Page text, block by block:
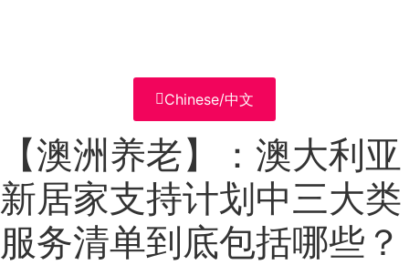
Chinese/中文
【澳洲养老】：澳大利亚
新居家支持计划中三大类
服务清单到底包括哪些？